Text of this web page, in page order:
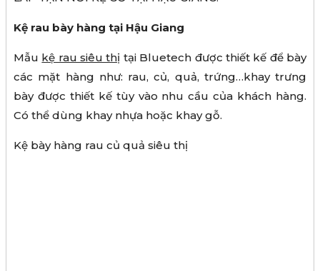
Kệ rau bày hàng tại Hậu Giang
Mẫu kệ rau siêu thị tại Bluetech được thiết kế để bày
các mặt hàng như: rau, củ, quả, trứng…khay trưng
bày được thiết kế tùy vào nhu cầu của khách hàng.
Có thể dùng khay nhựa hoặc khay gỗ.
Kệ bày hàng rau củ quả siêu thị